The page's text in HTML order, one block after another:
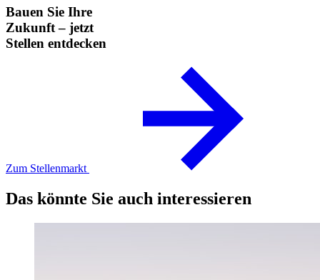
Bauen Sie Ihre
Zukunft – jetzt
Stellen entdecken
Zum Stellenmarkt
Das könnte Sie auch interessieren